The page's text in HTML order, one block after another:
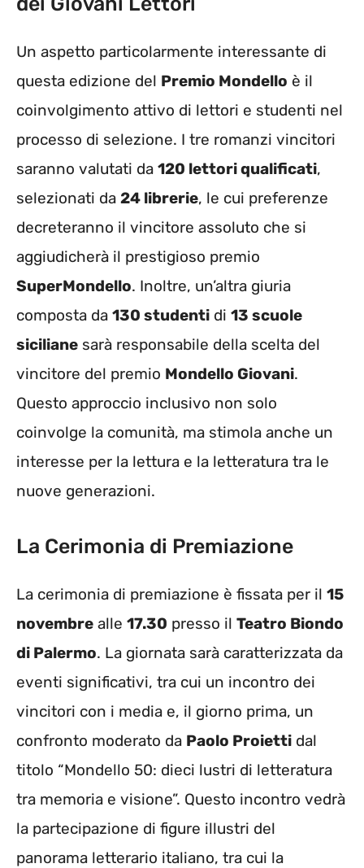
Un aspetto particolarmente interessante di
questa edizione del Premio Mondello è il
coinvolgimento attivo di lettori e studenti nel
processo di selezione. I tre romanzi vincitori
saranno valutati da 120 lettori qualificati,
selezionati da 24 librerie, le cui preferenze
decreteranno il vincitore assoluto che si
aggiudicherà il prestigioso premio
SuperMondello. Inoltre, un’altra giuria
composta da 130 studenti di 13 scuole
siciliane sarà responsabile della scelta del
vincitore del premio Mondello Giovani.
Questo approccio inclusivo non solo
coinvolge la comunità, ma stimola anche un
interesse per la lettura e la letteratura tra le
nuove generazioni.
La Cerimonia di Premiazione
La cerimonia di premiazione è fissata per il 15
novembre alle 17.30 presso il Teatro Biondo
di Palermo. La giornata sarà caratterizzata da
eventi significativi, tra cui un incontro dei
vincitori con i media e, il giorno prima, un
confronto moderato da Paolo Proietti dal
titolo “Mondello 50: dieci lustri di letteratura
tra memoria e visione”. Questo incontro vedrà
la partecipazione di figure illustri del
panorama letterario italiano, tra cui la